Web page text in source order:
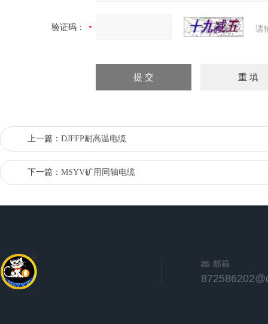
验证码： 请
上一篇： DJFFP耐高温电缆
下一篇： MSYV矿用同轴电缆
邮箱